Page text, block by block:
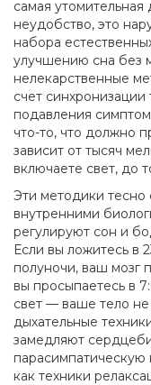
самая
неудобство, это
набора
улучшению сна без
нелекарственные
счет
подавления
что-то, что должно
зависит от тысяч
включаете свет, до
Эти методики тесно
внутренними
регулируют сон и
Если вы ложитесь в
полуночи, ваш мозг
вы просыпаетесь в
свет — ваше тело не
дыхательные
замедляют
как техники